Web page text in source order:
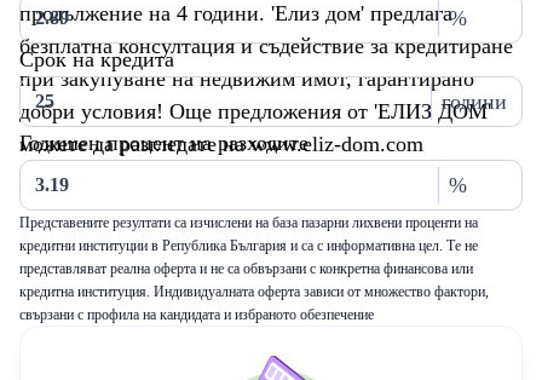
продължение на 4 години. 'Елиз дом' предлага
безплатна консултация и съдействие за кредитиране
при закупуване на недвижим имот, гарантирано
добри условия! Още предложения от 'ЕЛИЗ ДОМ'
можете да разгледате на www.eliz-dom.com
%
Срок на кредита
години
Годишен процент на разходите
%
Представените резултати са изчислени на база пазарни лихвени проценти на
кредитни институции в Република България и са с информативна цел. Те не
представляват реална оферта и не са обвързани с конкретна финансова или
кредитна институция. Индивидуалната оферта зависи от множество фактори,
свързани с профила на кандидата и избраното обезпечение